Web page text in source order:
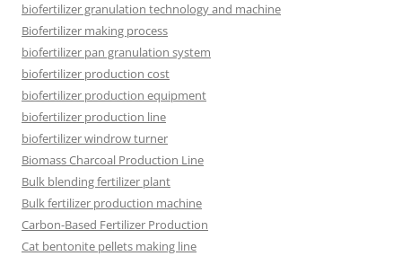
biofertilizer granulation technology and machine
Biofertilizer making process
biofertilizer pan granulation system
biofertilizer production cost
biofertilizer production equipment
biofertilizer production line
biofertilizer windrow turner
Biomass Charcoal Production Line
Bulk blending fertilizer plant
Bulk fertilizer production machine
Carbon-Based Fertilizer Production
Cat bentonite pellets making line